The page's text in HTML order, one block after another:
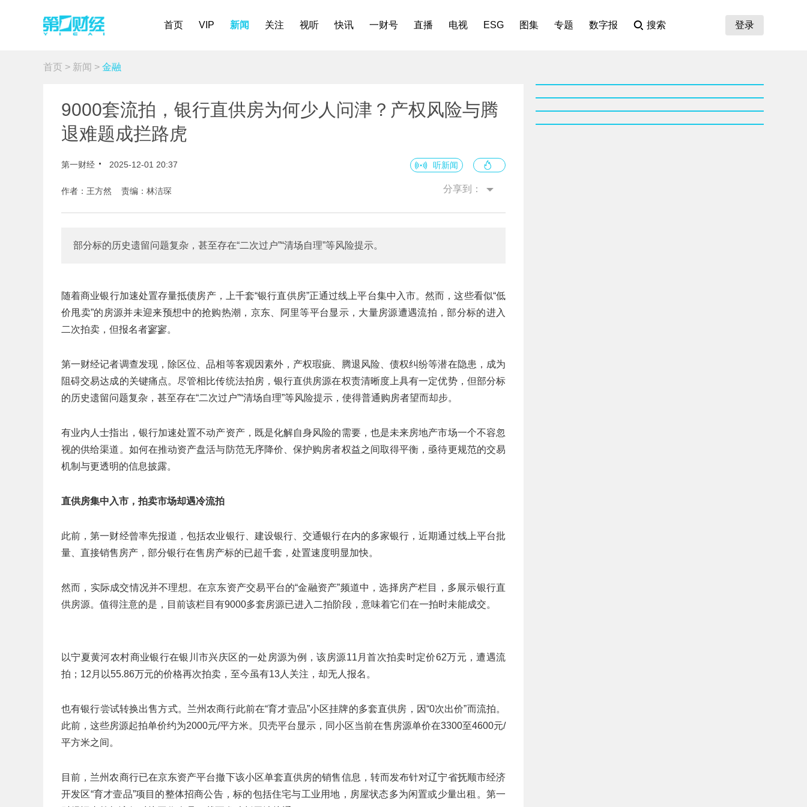
首页 VIP 新闻 关注 视听 快讯 一财号 直播 电视 ESG 图集 专题 数字报 搜索 登录
首页 > 新闻 > 金融
9000套流拍，银行直供房为何少人问津？产权风险与腾
退难题成拦路虎
第一财经 2025-12-01 20:37 听新闻
作者：王方然 责编：林洁琛 分享到：
部分标的历史遗留问题复杂，甚至存在“二次过户”“清场自理”等风险提示。
随着商业银行加速处置存量抵债房产，上千套“银行直供房”正通过线上平台集中入市。然而，这些看似“低
价甩卖”的房源并未迎来预想中的抢购热潮，京东、阿里等平台显示，大量房源遭遇流拍，部分标的进入
二次拍卖，但报名者寥寥。
第一财经记者调查发现，除区位、品相等客观因素外，产权瑕疵、腾退风险、债权纠纷等潜在隐患，成为
阻碍交易达成的关键痛点。尽管相比传统法拍房，银行直供房源在权责清晰度上具有一定优势，但部分标
的历史遗留问题复杂，甚至存在“二次过户”“清场自理”等风险提示，使得普通购房者望而却步。
有业内人士指出，银行加速处置不动产资产，既是化解自身风险的需要，也是未来房地产市场一个不容忽
视的供给渠道。如何在推动资产盘活与防范无序降价、保护购房者权益之间取得平衡，亟待更规范的交易
机制与更透明的信息披露。
直供房集中入市，拍卖市场却遇冷流拍
此前，第一财经曾率先报道，包括农业银行、建设银行、交通银行在内的多家银行，近期通过线上平台批
量、直接销售房产，部分银行在售房产标的已超千套，处置速度明显加快。
然而，实际成交情况并不理想。在京东资产交易平台的“金融资产”频道中，选择房产栏目，多展示银行直
供房源。值得注意的是，目前该栏目有9000多套房源已进入二拍阶段，意味着它们在一拍时未能成交。
以宁夏黄河农村商业银行在银川市兴庆区的一处房源为例，该房源11月首次拍卖时定价62万元，遭遇流
拍；12月以55.86万元的价格再次拍卖，至今虽有13人关注，却无人报名。
也有银行尝试转换出售方式。兰州农商行此前在“育才壹品”小区挂牌的多套直供房，因“0次出价”而流拍。
此前，这些房源起拍单价约为2000元/平方米。贝壳平台显示，同小区当前在售房源单价在3300至4600元/
平方米之间。
目前，兰州农商行已在京东资产平台撤下该小区单套直供房的销售信息，转而发布针对辽宁省抚顺市经济
开发区“育才壹品”项目的整体招商公告，标的包括住宅与工业用地，房屋状态多为闲置或少量出租。第一